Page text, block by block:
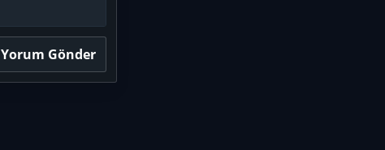
Yorum Gönder